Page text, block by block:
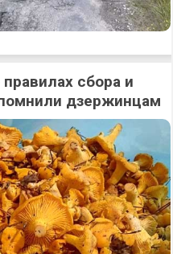
сбора и
дзержинцам